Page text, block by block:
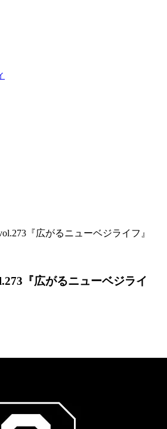
『広がるニューベジライフ』
『広がるニューベジライ